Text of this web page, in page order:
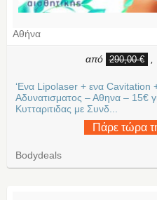
Αθήνα
από 290,00 €
‘Ενα Lipolaser + ενα Cavitation
Αδυνατισματος – Αθηνα – 15€
Κυτταριτιδας με Συνδ...
Πάρε τώρα
Bodydeals